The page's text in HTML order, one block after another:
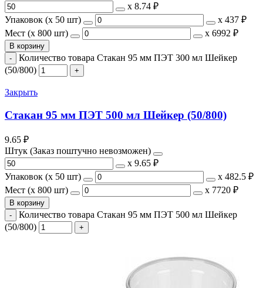
х 8.74 ₽
Упаковок (x 50 шт)
х 437 ₽
Мест (x 800 шт)
х 6992 ₽
В корзину
Количество товара Стакан 95 мм ПЭТ 300 мл Шейкер
(50/800)
Закрыть
Стакан 95 мм ПЭТ 500 мл Шейкер (50/800)
9.65 ₽
Штук (Заказ поштучно невозможен)
х 9.65 ₽
Упаковок (x 50 шт)
х 482.5 ₽
Мест (x 800 шт)
х 7720 ₽
В корзину
Количество товара Стакан 95 мм ПЭТ 500 мл Шейкер
(50/800)